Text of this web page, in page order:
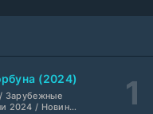
(2024)
Зарубежные
2024 / Новинки